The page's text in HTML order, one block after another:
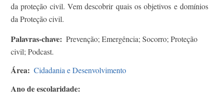
da proteção civil. Vem descobrir quais os objetivos e domínios
da Proteção civil.
Palavras-chave
Prevenção; Emergência; Socorro; Proteção
civil; Podcast.
Área Cidadania e Desenvolvimento
Ano de escolaridade